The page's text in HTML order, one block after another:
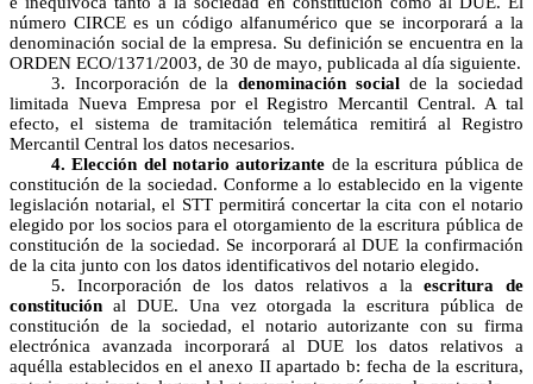
número CIRCE es un código alfanumérico que se incorporará a la
denominación social de la empresa. Su definición se encuentra en la
ORDEN ECO/1371/2003, de 30 de mayo, publicada al día siguiente.
3. Incorporación de la denominación socialde la sociedad
limitada Nueva Empresa por el Registro Mercantil Central. A tal
efecto, el sistema de tramitación telemática remitirá al Registro
Mercantil Central los datos necesarios.
4. Elección del notario autorizante de la escritura pública de
constitución de la sociedad. Conforme a lo establecido en la vigente
legislación notarial, el STT permitirá concertar la cita con el notario
elegido por los socios para el otorgamiento de la escritura pública de
constitución de la sociedad. Se incorporará al DUE la confirmación
de la cita junto con los datos identificativos del notario elegido.
5. Incorporación de los datos relativos a laescritura de
constitución al DUE. Una vez otorgada la escritura pública de
constitución de la sociedad, el notario autorizante con su firma
electrónica avanzada incorporará al DUE los datos relativos a
aquélla establecidos en el anexo II apartado b: fecha de la escritura,